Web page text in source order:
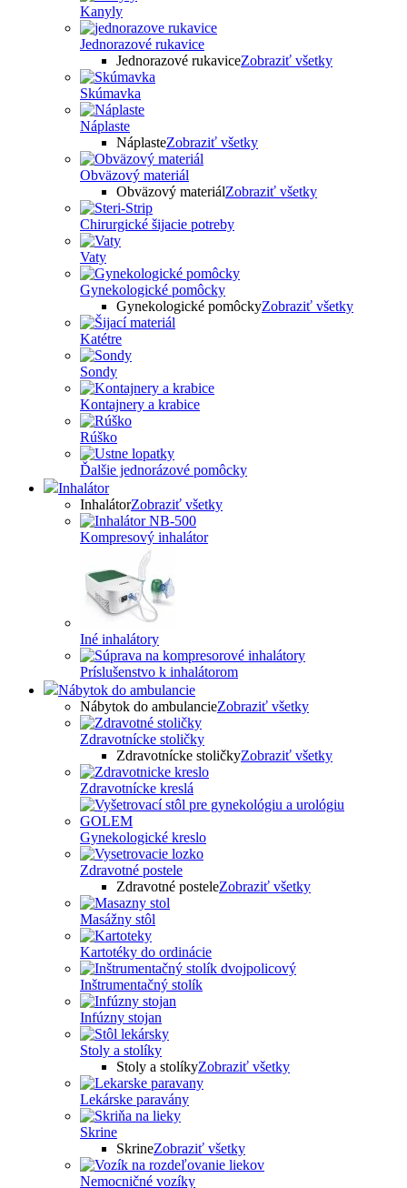
Kanyly
Jednorazové rukavice
Jednorazové rukaviceZobraziť všetky
Skúmavka
Náplaste
NáplasteZobraziť všetky
Obväzový materiál
Obväzový materiálZobraziť všetky
Chirurgické šijacie potreby
Vaty
Gynekologické pomôcky
Gynekologické pomôckyZobraziť všetky
Katétre
Sondy
Kontajnery a krabice
Rúško
Ďalšie jednorázové pomôcky
Inhalátor
InhalátorZobraziť všetky
Kompresový inhalátor
Iné inhalátory
Príslušenstvo k inhalátorom
Nábytok do ambulancie
Nábytok do ambulancieZobraziť všetky
Zdravotnícke stoličky
Zdravotnícke stoličkyZobraziť všetky
Zdravotnícke kreslá
Gynekologické kreslo
Zdravotné postele
Zdravotné posteleZobraziť všetky
Masážny stôl
Kartotéky do ordinácie
Inštrumentačný stolík
Infúzny stojan
Stoly a stolíky
Stoly a stolíkyZobraziť všetky
Lekárske paravány
Skrine
SkrineZobraziť všetky
Nemocničné vozíky